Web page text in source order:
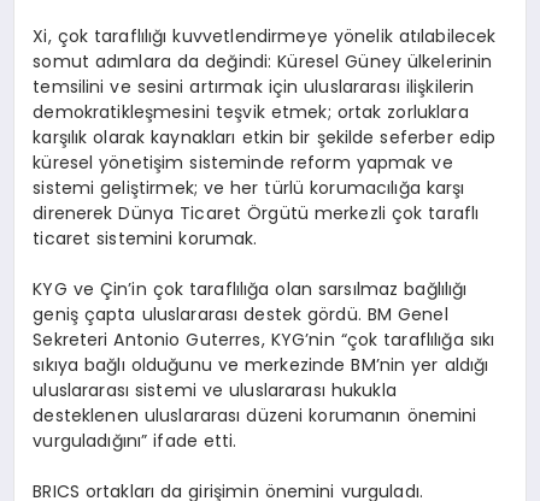
Xi, çok taraflılığı kuvvetlendirmeye yönelik atılabilecek
somut adımlara da değindi: Küresel Güney ülkelerinin
temsilini ve sesini artırmak için uluslararası ilişkilerin
demokratikleşmesini teşvik etmek; ortak zorluklara
karşılık olarak kaynakları etkin bir şekilde seferber edip
küresel yönetişim sisteminde reform yapmak ve
sistemi geliştirmek; ve her türlü korumacılığa karşı
direnerek Dünya Ticaret Örgütü merkezli çok taraflı
ticaret sistemini korumak.
KYG ve Çin’in çok taraflılığa olan sarsılmaz bağlılığı
geniş çapta uluslararası destek gördü. BM Genel
Sekreteri Antonio Guterres, KYG’nin “çok taraflılığa sıkı
sıkıya bağlı olduğunu ve merkezinde BM’nin yer aldığı
uluslararası sistemi ve uluslararası hukukla
desteklenen uluslararası düzeni korumanın önemini
vurguladığını” ifade etti.
BRICS ortakları da girişimin önemini vurguladı.